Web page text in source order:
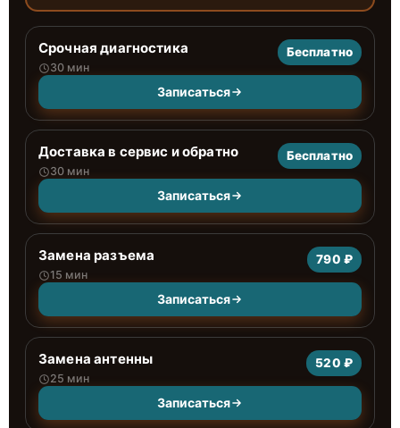
Срочная диагностика
30 мин
Бесплатно
Записаться
Доставка в сервис и обратно
30 мин
Бесплатно
Записаться
Замена разъема
15 мин
790 ₽
Записаться
Замена антенны
25 мин
520 ₽
Записаться